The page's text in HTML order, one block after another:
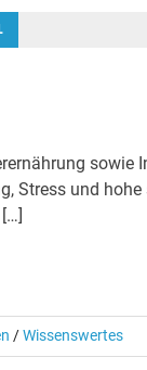
sowie
Stress und
/Wissenswertes